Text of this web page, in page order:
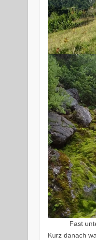
Fast
Kurz danach